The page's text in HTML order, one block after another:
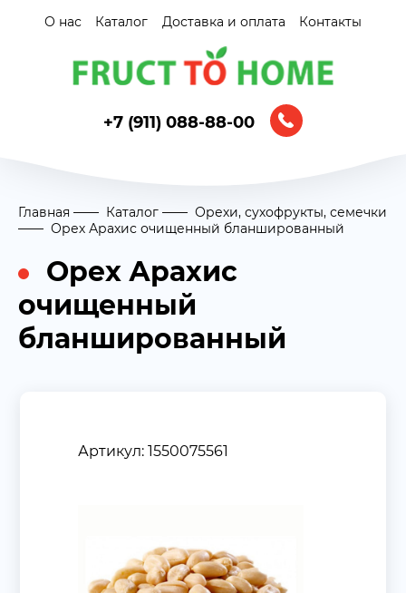
О нас Каталог Доставка и оплата Контакты
+7 (911) 088-88-00
Главная Каталог
Орехи, сухофрукты, семечки
Орех Арахис очищенный бланшированный
Орех Арахис
очищенный
бланшированный
Артикул: 1550075561